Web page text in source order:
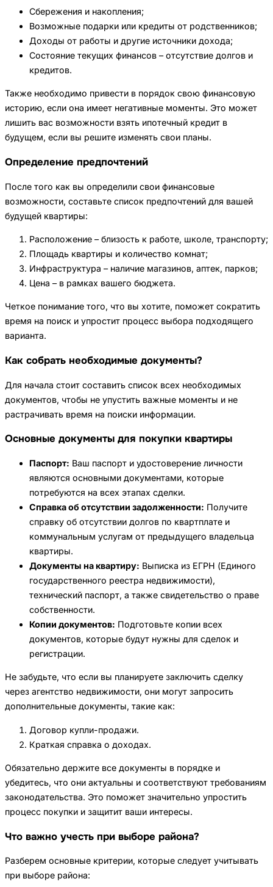
Сбережения и накопления;
Возможные подарки или кредиты от родственников;
Доходы от работы и другие источники дохода;
Состояние текущих финансов – отсутствие долгов и
кредитов.
Также необходимо привести в порядок свою финансовую
историю, если она имеет негативные моменты. Это может
лишить вас возможности взять ипотечный кредит в
будущем, если вы решите изменять свои планы.
Определение предпочтений
После того как вы определили свои финансовые
возможности, составьте список предпочтений для вашей
будущей квартиры:
Расположение – близость к работе, школе, транспорту;
Площадь квартиры и количество комнат;
Инфраструктура – наличие магазинов, аптек, парков;
Цена – в рамках вашего бюджета.
Четкое понимание того, что вы хотите, поможет сократить
время на поиск и упростит процесс выбора подходящего
варианта.
Как собрать необходимые документы?
Для начала стоит составить список всех необходимых
документов, чтобы не упустить важные моменты и не
растрачивать время на поиски информации.
Основные документы для покупки квартиры
Паспорт: Ваш паспорт и удостоверение личности
являются основными документами, которые
потребуются на всех этапах сделки.
Справка об отсутствии задолженности: Получите
справку об отсутствии долгов по квартплате и
коммунальным услугам от предыдущего владельца
квартиры.
Документы на квартиру: Выписка из ЕГРН (Единого
государственного реестра недвижимости),
технический паспорт, а также свидетельство о праве
собственности.
Копии документов: Подготовьте копии всех
документов, которые будут нужны для сделок и
регистрации.
Не забудьте, что если вы планируете заключить сделку
через агентство недвижимости, они могут запросить
дополнительные документы, такие как:
Договор купли-продажи.
Краткая справка о доходах.
Обязательно держите все документы в порядке и
убедитесь, что они актуальны и соответствуют требованиям
законодательства. Это поможет значительно упростить
процесс покупки и защитит ваши интересы.
Что важно учесть при выборе района?
Разберем основные критерии, которые следует учитывать
при выборе района: